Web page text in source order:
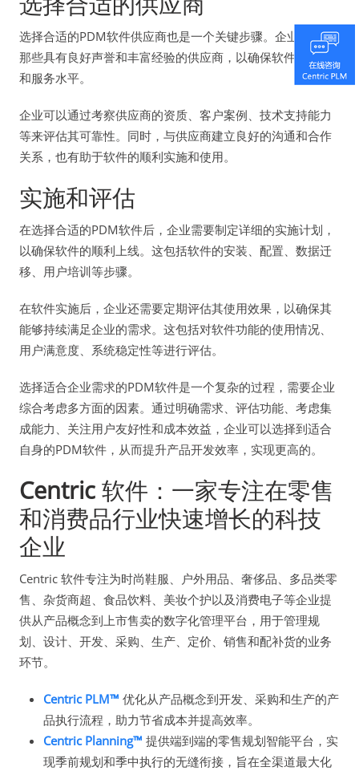
选择合适的PDM软件供应商也是一个关键步骤。企业应选择
那些具有良好声誉和丰富经验的供应商，以确保软件的质量
和服务水平。
企业可以通过考察供应商的资质、客户案例、技术支持能力
等来评估其可靠性。同时，与供应商建立良好的沟通和合作
关系，也有助于软件的顺利实施和使用。
实施和评估
在选择合适的PDM软件后，企业需要制定详细的实施计划，
以确保软件的顺利上线。这包括软件的安装、配置、数据迁
移、用户培训等步骤。
在软件实施后，企业还需要定期评估其使用效果，以确保其
能够持续满足企业的需求。这包括对软件功能的使用情况、
用户满意度、系统稳定性等进行评估。
选择适合企业需求的PDM软件是一个复杂的过程，需要企业
综合考虑多方面的因素。通过明确需求、评估功能、考虑集
成能力、关注用户友好性和成本效益，企业可以选择到适合
自身的PDM软件，从而提升产品开发效率，实现更高的。
Centric 软件：一家专注在零售
和消费品行业快速增长的科技
企业
Centric 软件专注为时尚鞋服、户外用品、奢侈品、多品类零
售、杂货商超、食品饮料、美妆个护以及消费电子等企业提
供从产品概念到上市售卖的数字化管理平台，用于管理规
划、设计、开发、采购、生产、定价、销售和配补货的业务
环节。
Centric PLM™ 优化从产品概念到开发、采购和生产的产
品执行流程，助力节省成本并提高效率。
Centric Planning™ 提供端到端的零售规划智能平台，实
现季前规划和季中执行的无缝衔接，旨在全渠道最大化